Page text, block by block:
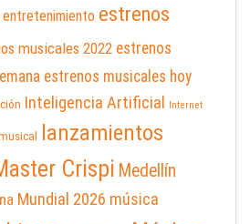
entretenimiento estrenos
musicales 2022 estrenos
estrenos musicales hoy
Inteligencia Artificial Internet
lanzamientos
Crispi Medellín
Mundial 2026 música